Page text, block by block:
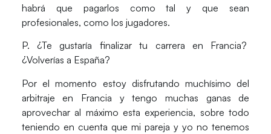
habrá que pagarlos como tal y que sean
profesionales, como los jugadores.
P. ¿Te gustaría finalizar tu carrera en Francia?
¿Volverías a España?
Por el momento estoy disfrutando muchísimo del
arbitraje en Francia y tengo muchas ganas de
aprovechar al máximo esta experiencia, sobre todo
teniendo en cuenta que mi pareja y yo no tenemos